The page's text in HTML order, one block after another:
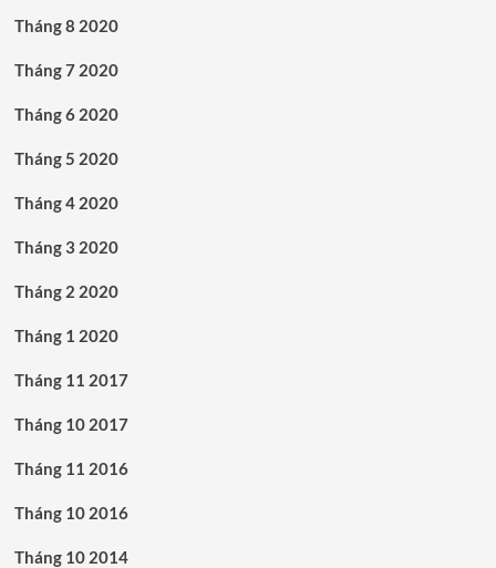
Tháng 8 2020
Tháng 7 2020
Tháng 6 2020
Tháng 5 2020
Tháng 4 2020
Tháng 3 2020
Tháng 2 2020
Tháng 1 2020
Tháng 11 2017
Tháng 10 2017
Tháng 11 2016
Tháng 10 2016
Tháng 10 2014